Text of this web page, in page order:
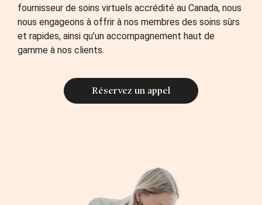
fournisseur de soins virtuels accrédité au Canada, nous
nous engageons à offrir à nos membres des soins sûrs
et rapides, ainsi qu’un accompagnement haut de
gamme à nos clients.
Réservez un appel